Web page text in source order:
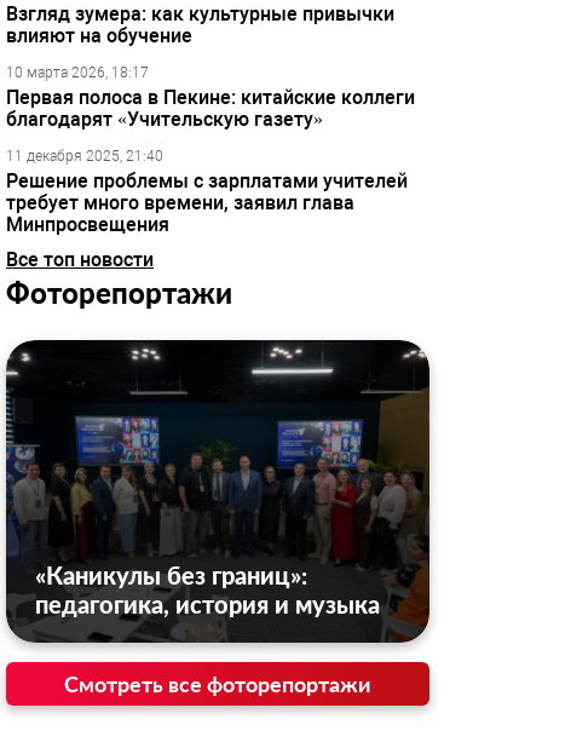
Взгляд зумера: как культурные привычки
влияют на обучение
10 марта 2026, 18:17
Первая полоса в Пекине: китайские коллеги
благодарят «Учительскую газету»
11 декабря 2025, 21:40
Решение проблемы с зарплатами учителей
требует много времени, заявил глава
Минпросвещения
Все топ новости
Фоторепортажи
«Каникулы без границ»:
педагогика, история и музыка
Смотреть все фоторепортажи